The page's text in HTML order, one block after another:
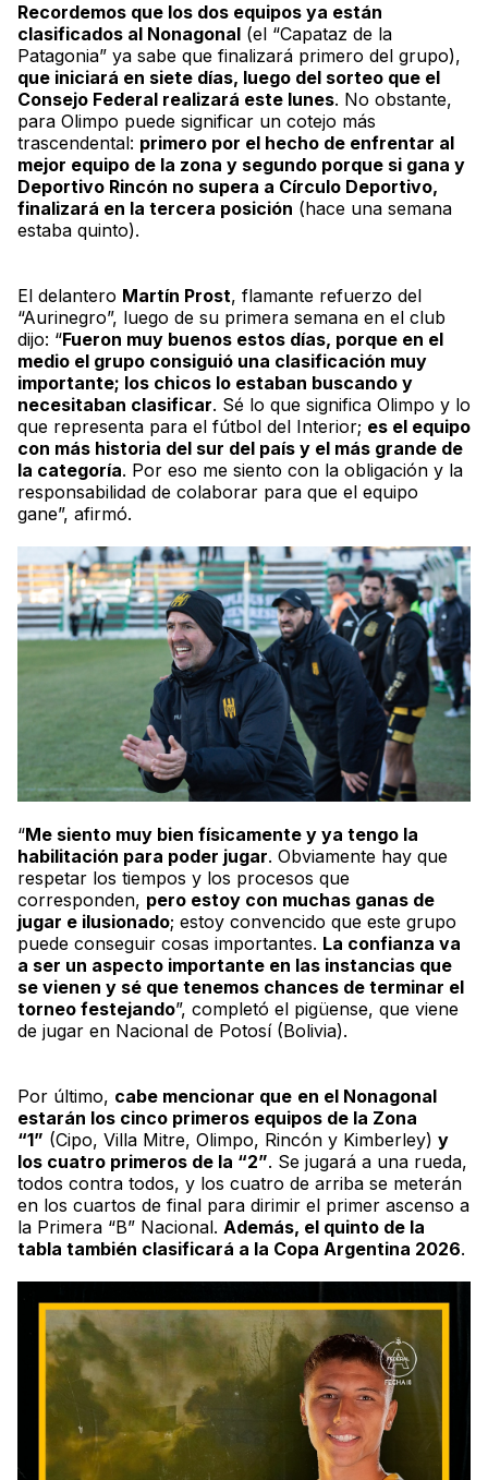
Recordemos que los dos equipos ya están
clasificados al Nonagonal (el “Capataz de la
Patagonia” ya sabe que finalizará primero del grupo),
que iniciará en siete días, luego del sorteo que el
Consejo Federal realizará este lunes. No obstante,
para Olimpo puede significar un cotejo más
trascendental: primero por el hecho de enfrentar al
mejor equipo de la zona y segundo porque si gana y
Deportivo Rincón no supera a Círculo Deportivo,
finalizará en la tercera posición (hace una semana
estaba quinto).
El delantero Martín Prost, flamante refuerzo del
“Aurinegro”, luego de su primera semana en el club
dijo: “Fueron muy buenos estos días, porque en el
medio el grupo consiguió una clasificación muy
importante; los chicos lo estaban buscando y
necesitaban clasificar. Sé lo que significa Olimpo y lo
que representa para el fútbol del Interior; es el equipo
con más historia del sur del país y el más grande de
la categoría. Por eso me siento con la obligación y la
responsabilidad de colaborar para que el equipo
gane”, afirmó.
“Me siento muy bien físicamente y ya tengo la
habilitación para poder jugar. Obviamente hay que
respetar los tiempos y los procesos que
corresponden, pero estoy con muchas ganas de
jugar e ilusionado; estoy convencido que este grupo
puede conseguir cosas importantes. La confianza va
a ser un aspecto importante en las instancias que
se vienen y sé que tenemos chances de terminar el
torneo festejando”, completó el pigüense, que viene
de jugar en Nacional de Potosí (Bolivia).
Por último, cabe mencionar que en el Nonagonal
estarán los cinco primeros equipos de la Zona
“1” (Cipo, Villa Mitre, Olimpo, Rincón y Kimberley) y
los cuatro primeros de la “2”. Se jugará a una rueda,
todos contra todos, y los cuatro de arriba se meterán
en los cuartos de final para dirimir el primer ascenso a
la Primera “B” Nacional. Además, el quinto de la
tabla también clasificará a la Copa Argentina 2026.